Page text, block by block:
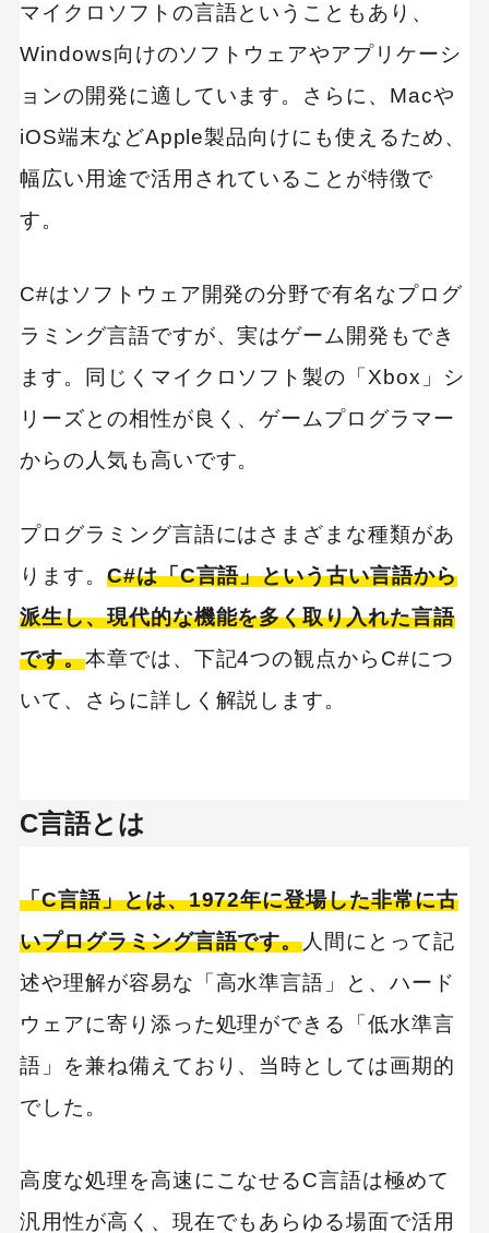
基本的にハードウェアを直接操作できない
ソースコードが長くなりやすい
AI関連の技術にはあまり向かない
C#より便利なこと
C#より不便なこと
C言語/C++
C#より不便なこと
C#より便利なこと
C#より不便なこと
C#で作られたWebサービス
MSN Japan（マイクロソフトのポータルサイト
サービス）
C#を学ぶなら
独学（自己学習）の場合
プログラミングスクールで学ぶ場合
すでにスキルはあるので転職したい場合
C#のスクールでの習得や転職を考えている人へ
実践型プログラミングスクール｜Tech
Boost（テックブースト）
ール｜RUNTEQ（ランテック）
エンジニア専門の転職支援【メイテックネクス
マイクロソフトの言語ということもあり、
Windows向けのソフトウェアやアプリケーシ
ョンの開発に適しています。さらに、Macや
iOS端末などApple製品向けにも使えるため、
幅広い用途で活用されていることが特徴で
す。
C#はソフトウェア開発の分野で有名なプログ
ラミング言語ですが、実はゲーム開発もでき
ます。同じくマイクロソフト製の「Xbox」シ
リーズとの相性が良く、ゲームプログラマー
からの人気も高いです。
プログラミング言語にはさまざまな種類があ
ります。 C#は「C言語」という古い言語から
派生し、現代的な機能を多く取り入れた言語
です。本章では、下記4つの観点からC#につ
いて、さらに詳しく解説します。
C言語とは
「C言語」とは、1972年に登場した非常に古
いプログラミング言語です。人間にとって記
述や理解が容易な「高水準言語」と、ハード
ウェアに寄り添った処理ができる「低水準言
語」を兼ね備えており、当時としては画期的
でした。
高度な処理を高速にこなせるC言語は極めて
汎用性が高く、現在でもあらゆる場面で活用